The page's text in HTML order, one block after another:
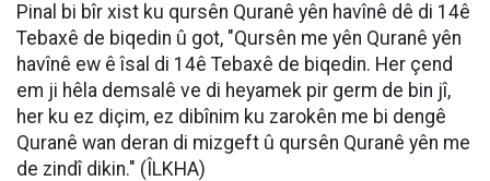
Pinal bi bîr xist ku qursên Quranê yên havînê dê di 14ê
Tebaxê de biqedin û got, "Qursên me yên Quranê yên
havînê ew ê îsal di 14ê Tebaxê de biqedin. Her çend
em ji hêla demsalê ve di heyamek pir germ de bin jî,
her ku ez diçim, ez dibînim ku zarokên me bi dengê
Quranê wan deran di mizgeft û qursên Quranê yên me
de zindî dikin." (ÎLKHA)